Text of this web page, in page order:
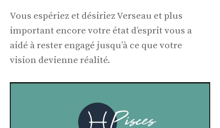
Vous espériez et désiriez Verseau et plus
important encore votre état d’esprit vous a
aidé à rester engagé jusqu’à ce que votre
vision devienne réalité.